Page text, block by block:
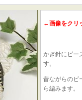
←画像をクリ
かぎ針にビー
す。
昔ながらのビ
ら編みます。